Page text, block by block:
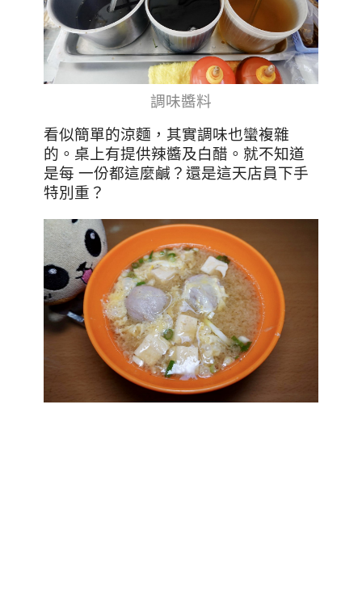
調味醬料
看似簡單的涼麵，其實調味也蠻複雜
的。桌上有提供辣醬及白醋。就不知道
是每 一份都這麼鹹？還是這天店員下手
特別重？